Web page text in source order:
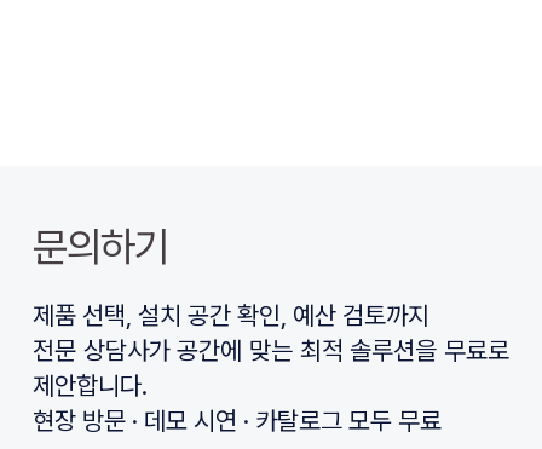
문의하기
제품 선택, 설치 공간 확인, 예산 검토까지
전문 상담사가 공간에 맞는 최적 솔루션을 무료로
제안합니다.
현장 방문 · 데모 시연 · 카탈로그 모두 무료